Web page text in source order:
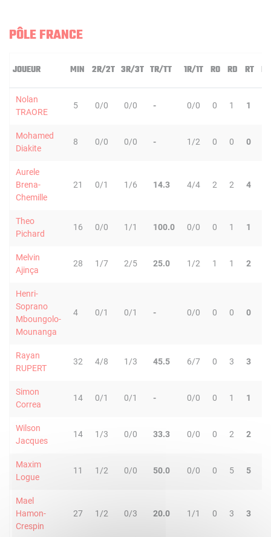
PÔLE FRANCE
JOUEUR MIN 2R/2T 3R/3T TR/TT 1R/1T RO RD RT PD
Nolan
TRAORE
5 0/0 0/0 - 0/0 0 1 1
Mohamed
Diakite
8 0/0 0/0 - 1/2 0 0 0
Aurele
Brena-
Chemille
21 0/1 1/6 14.3 4/4 2 2 4
Theo
Pichard
16 0/0 1/1 100.0 0/0 0 1 1
Melvin
Ajinça
28 1/7 2/5 25.0 1/2 1 1 2
Henri-
Soprano
Mboungolo-
Mounanga
4 0/1 0/1 - 0/0 0 0 0
Rayan
RUPERT
32 4/8 1/3 45.5 6/7 0 3 3
Simon
Correa
14 0/1 0/1 - 0/0 0 1 1
Wilson
Jacques
14 1/3 0/0 33.3 0/0 0 2 2
Maxim
Logue
11 1/2 0/0 50.0 0/0 0 5 5
Mael
Hamon-
Crespin
27 1/2 0/3 20.0 1/1 0 3 3